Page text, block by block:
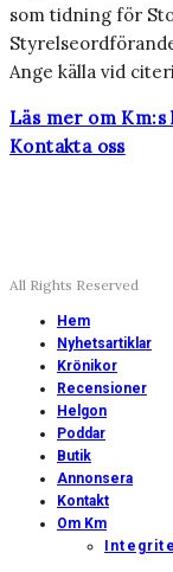
som tidning för
Ange källa vid
Läs mer om
Kontakta oss
All Rights Reserved
Hem
Nyhetsartiklar
Krönikor
Recensioner
Helgon
Poddar
Butik
Annonsera
Kontakt
Om Km